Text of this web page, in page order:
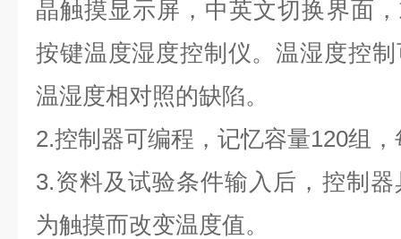
晶触摸显示屏，中英文切换界面
按键温度湿度控制仪。温湿度控
温湿度相对照的缺陷。
2.控制器可编程，记忆容量120组
3.资料及试验条件输入后，控制
为触摸而改变温度值。